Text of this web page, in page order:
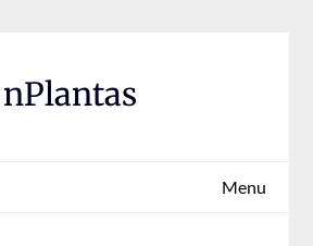
nPlantas
Menu